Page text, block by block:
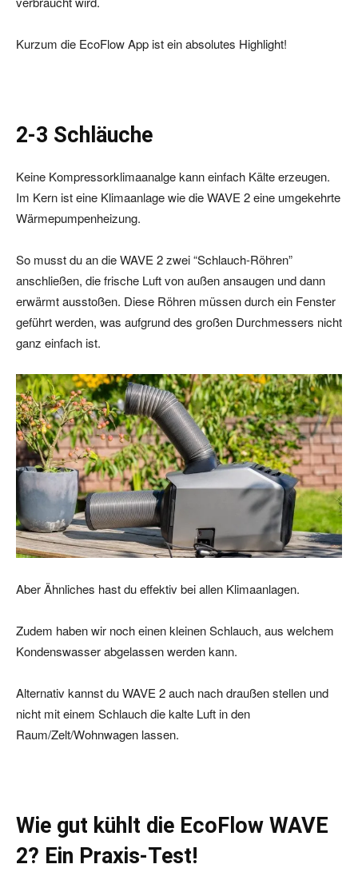
Kurzum die EcoFlow App ist ein absolutes Highlight!
2-3 Schläuche
Keine Kompressorklimaanalge kann einfach Kälte erzeugen.
Im Kern ist eine Klimaanlage wie die WAVE 2 eine umgekehrte
Wärmepumpenheizung.
So musst du an die WAVE 2 zwei “Schlauch-Röhren”
anschließen, die frische Luft von außen ansaugen und dann
erwärmt ausstoßen. Diese Röhren müssen durch ein Fenster
geführt werden, was aufgrund des großen Durchmessers nicht
ganz einfach ist.
Aber Ähnliches hast du effektiv bei allen Klimaanlagen.
Zudem haben wir noch einen kleinen Schlauch, aus welchem
Kondenswasser abgelassen werden kann.
Alternativ kannst du WAVE 2 auch nach draußen stellen und
nicht mit einem Schlauch die kalte Luft in den
Raum/Zelt/Wohnwagen lassen.
Wie gut kühlt die EcoFlow WAVE
2? Ein Praxis-Test!